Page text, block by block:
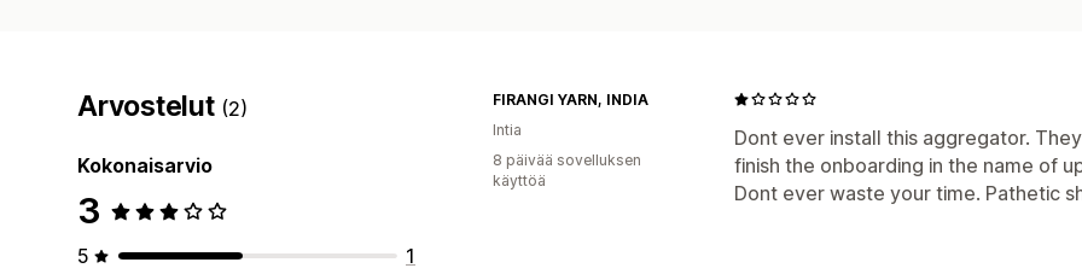
Arvostelut (2)
Kokonaisarvio
3
5
1
Dont ever install this aggregator.
finish the onboarding in the name of
Dont ever waste your time. Pathetic
FIRANGI YARN, INDIA
Intia
8 päivää sovelluksen
käyttöä